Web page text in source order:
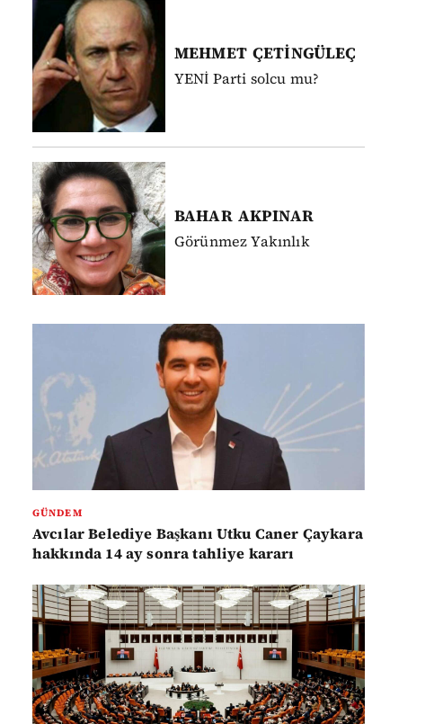
MEHMET ÇETİNGÜLEÇ
YENİ Parti solcu mu?
BAHAR AKPINAR
Görünmez Yakınlık
GÜNDEM
Avcılar Belediye Başkanı Utku Caner Çaykara
hakkında 14 ay sonra tahliye kararı